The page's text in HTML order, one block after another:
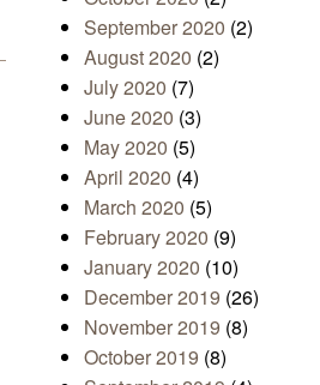
September 2020 (2)
August 2020 (2)
July 2020 (7)
June 2020 (3)
May 2020 (5)
April 2020 (4)
March 2020 (5)
February 2020 (9)
January 2020 (10)
December 2019 (26)
November 2019 (8)
October 2019 (8)